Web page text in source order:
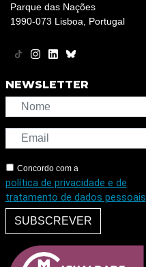
Parque das Nações
1990-073 Lisboa, Portugal
NEWSLETTER
Concordo com a
política de privacidade e de
tratamento de dados pessoais
SUBSCREVER